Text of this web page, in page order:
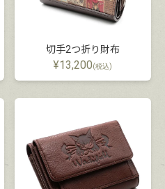
切手2つ折り財布
¥13,200(税込)